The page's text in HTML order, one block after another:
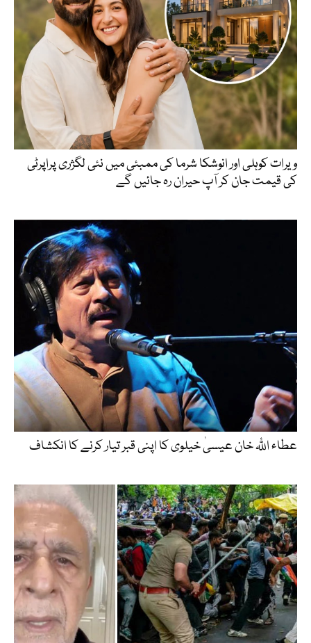
ویرات کوہلی اور انوشکا شرما کی ممبئی میں نئی لگژری پراپرٹی
کی قیمت جان کر آپ حیران رہ جائیں گے
عطاء اللّٰہ خان عیسیٰ خیلوی کا اپنی قبر تیار کرنے کا انکشاف